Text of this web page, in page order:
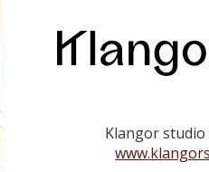
Klangor studio